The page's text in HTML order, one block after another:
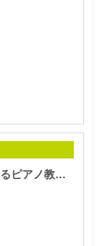
初心者向けピアノ講座【30日でマスターするピアノ教本3弾セット】